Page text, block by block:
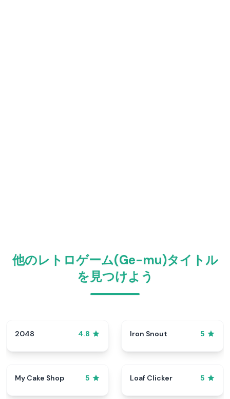
他のレトロゲーム(Ge-mu)タイトル
を見つけよう
2048 4.8 Iron Snout 5
My Cake Shop 5 Loaf Clicker 5